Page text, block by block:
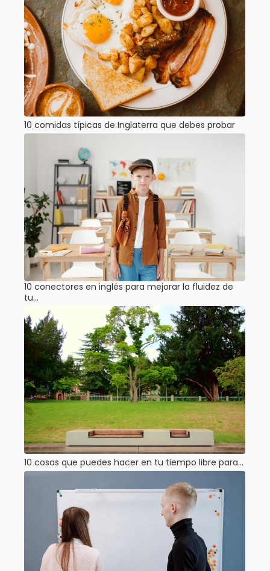
10 comidas típicas de Inglaterra que debes probar
10 conectores en inglés para mejorar la fluidez de
tu…
10 cosas que puedes hacer en tu tiempo libre para…